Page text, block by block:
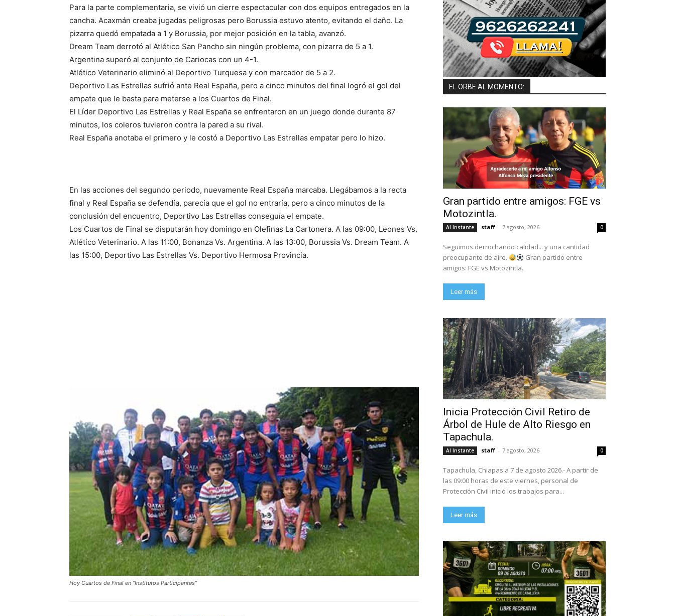
Para la parte complementaria, se vivió un cierre espectacular con dos equipos entregados en la
cancha. Acaxmán creaba jugadas peligrosas pero Borussia estuvo atento, evitando el daño. La
pizarra quedó empatada a 1 y Borussia, por mejor posición en la tabla, avanzó.
Dream Team derrotó al Atlético San Pancho sin ningún problema, con pizarra de 5 a 1.
Argentina superó al conjunto de Cariocas con un 4-1.
Atlético Veterinario eliminó al Deportivo Turquesa y con marcador de 5 a 2.
Deportivo Las Estrellas sufrió ante Real España, pero a cinco minutos del final logró el gol del
empate que le basta para meterse a los Cuartos de Final.
El Líder Deportivo Las Estrellas y Real España se enfrentaron en un juego donde durante 87
minutos, los coleros tuvieron contra la pared a su rival.
Real España anotaba el primero y le costó a Deportivo Las Estrellas empatar pero lo hizo.
En las acciones del segundo periodo, nuevamente Real España marcaba. Llegábamos a la recta
final y Real España se defendía, parecía que el gol no entraría, pero a cinco minutos de la
conclusión del encuentro, Deportivo Las Estrellas conseguía el empate.
Los Cuartos de Final se disputarán hoy domingo en Olefinas La Cartonera. A las 09:00, Leones Vs.
Atlético Veterinario. A las 11:00, Bonanza Vs. Argentina. A las 13:00, Borussia Vs. Dream Team. A
las 15:00, Deportivo Las Estrellas Vs. Deportivo Hermosa Provincia.
Hoy Cuartos de Final en “Institutos Participantes”
EL ORBE AL MOMENTO:
Gran partido entre amigos: FGE vs
Motozintla.
Al Instante staff - 7 agosto, 2026 0
Seguimos derrochando calidad... y una cantidad
preocupante de aire.
Gran partido entre
amigos: FGE vs Motozintla.
Leer más
Inicia Protección Civil Retiro de
Árbol de Hule de Alto Riesgo en
Tapachula.
Al Instante staff - 7 agosto, 2026 0
Tapachula, Chiapas a 7 de agosto 2026.- A partir de
las 09:00 horas de este viernes, personal de
Protección Civil inició los trabajos para...
Leer más